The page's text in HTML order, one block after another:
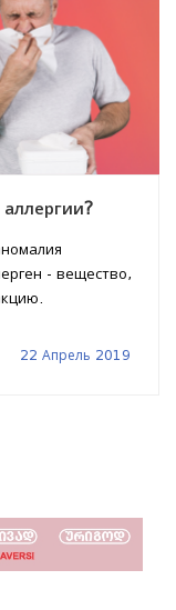
- вещество,
22 Апрель 2019